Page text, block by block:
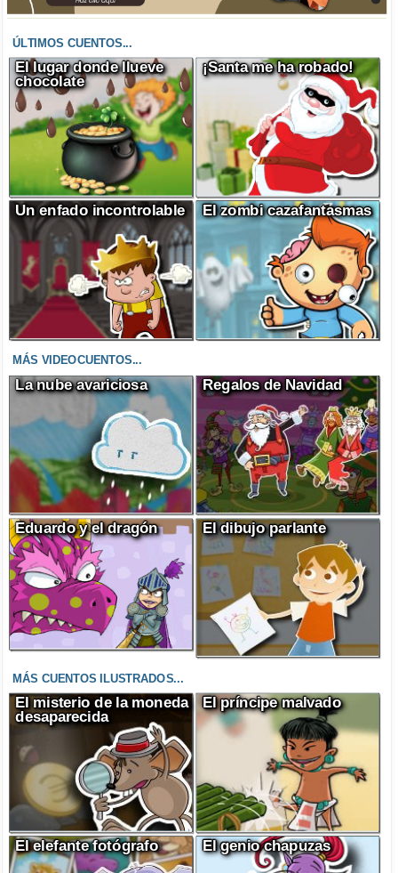
ÚLTIMOS CUENTOS...
El lugar donde llueve
chocolate
¡Santa me ha robado!
Un enfado incontrolable El zombi cazafantasmas
MÁS VIDEOCUENTOS...
La nube avariciosa Regalos de Navidad
Eduardo y el dragón El dibujo parlante
MÁS CUENTOS ILUSTRADOS...
El misterio de la moneda
desaparecida
El príncipe malvado
El elefante fotógrafo El genio chapuzas